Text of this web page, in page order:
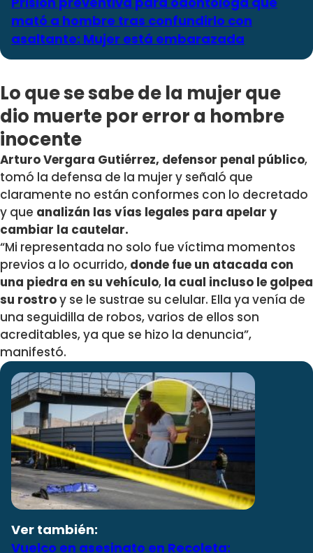
mató a hombre tras confundirlo con
asaltante: Mujer está embarazada
Lo que se sabe de la mujer que
dio muerte por error a hombre
inocente
Arturo Vergara Gutiérrez, defensor penal público,
tomó la defensa de la mujer y señaló que
claramente no están conformes con lo decretado
y que analizán las vías legales para apelar y
cambiar la cautelar.
“Mi representada no solo fue víctima momentos
previos a lo ocurrido, donde fue un atacada con
una piedra en su vehículo, la cual incluso le golpea
su rostroy se le sustrae su celular. Ella ya venía de
una seguidilla de robos, varios de ellos son
acreditables, ya que se hizo la denuncia”,
manifestó.
Ver también:
Vuelco en asesinato en Recoleta: